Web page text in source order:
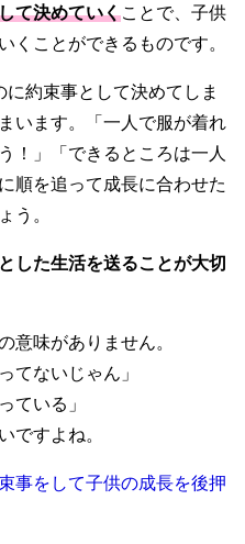
て決めていくことで、子供
くことができるものです。
約束事として決めてしま
います。「一人で服が着れ
！」「できるところは一人
順を追って成長に合わせた
う。
した生活を送ることが大切
意味がありません。
てないじゃん」
ている」
ですよね。
事をして子供の成長を後押